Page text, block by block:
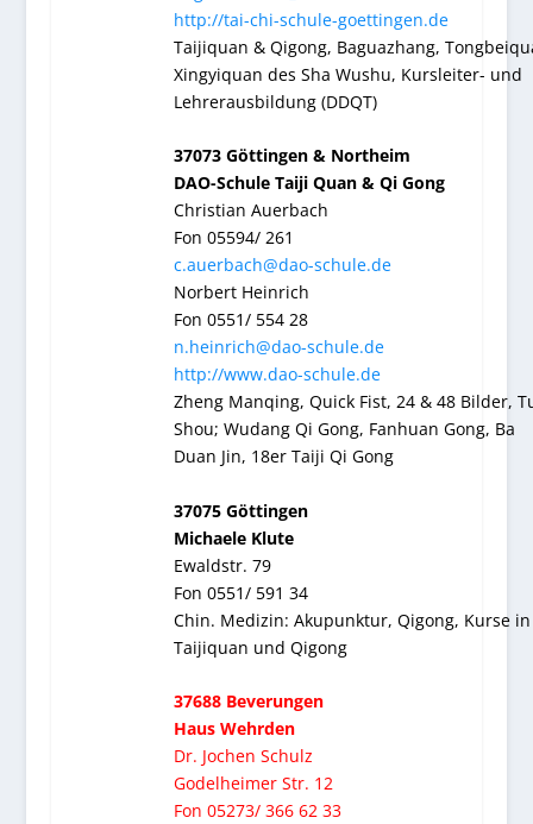
http://tai-chi-schule-goettingen.de
Taijiquan & Qigong, Baguazhang,
Xingyiquan des Sha Wushu, Kursleiter- und
Lehrerausbildung (DDQT)
37073 Göttingen & Northeim
DAO-Schule Taiji Quan & Qi Gong
Christian Auerbach
Fon 05594/ 261
c.auerbach@dao-schule.de
Norbert Heinrich
Fon 0551/ 554 28
n.heinrich@dao-schule.de
http://www.dao-schule.de
Zheng Manqing, Quick Fist, 24 & 48 Bilder,
Shou; Wudang Qi Gong, Fanhuan Gong, Ba
Duan Jin, 18er Taiji Qi Gong
37075 Göttingen
Michaele Klute
Ewaldstr. 79
Fon 0551/ 591 34
Chin. Medizin: Akupunktur, Qigong, Kurse in
Taijiquan und Qigong
37688 Beverungen
Haus Wehrden
Dr. Jochen Schulz
Godelheimer Str. 12
Fon 05273/ 366 62 33